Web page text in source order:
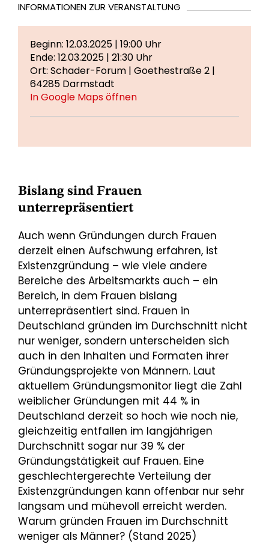
INFORMATIONEN ZUR VERANSTALTUNG
Beginn: 12.03.2025 | 19:00 Uhr
Ende: 12.03.2025 | 21:30 Uhr
Ort: Schader-Forum | Goethestraße 2 |
64285 Darmstadt
In Google Maps öffnen
Bislang sind Frauen
unterrepräsentiert
Auch wenn Gründungen durch Frauen
derzeit einen Aufschwung erfahren, ist
Existenzgründung – wie viele andere
Bereiche des Arbeitsmarkts auch – ein
Bereich, in dem Frauen bislang
unterrepräsentiert sind. Frauen in
Deutschland gründen im Durchschnitt nicht
nur weniger, sondern unterscheiden sich
auch in den Inhalten und Formaten ihrer
Gründungsprojekte von Männern. Laut
aktuellem Gründungsmonitor liegt die Zahl
weiblicher Gründungen mit 44 % in
Deutschland derzeit so hoch wie noch nie,
gleichzeitig entfallen im langjährigen
Durchschnitt sogar nur 39 % der
Gründungstätigkeit auf Frauen. Eine
geschlechtergerechte Verteilung der
Existenzgründungen kann offenbar nur sehr
langsam und mühevoll erreicht werden.
Warum gründen Frauen im Durchschnitt
weniger als Männer? (Stand 2025)